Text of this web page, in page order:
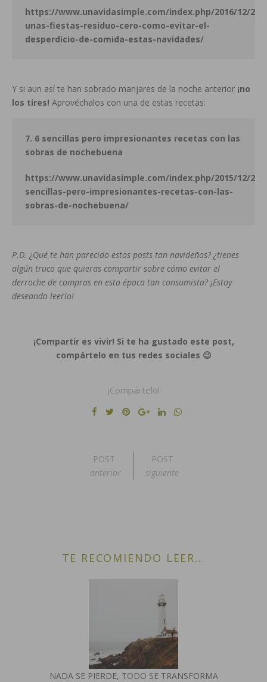
https://www.unavidasimple.com/index.php/2016/12/21/
unas-fiestas-residuo-cero-como-evitar-el-
desperdicio-de-comida-estas-navidades/
Y si aun así te han sobrado manjares de la noche anterior ¡no
los tires! Aprovéchalos con una de estas recetas:
7. 6 sencillas pero impresionantes recetas con las
sobras de nochebuena
https://www.unavidasimple.com/index.php/2015/12/23/
sencillas-pero-impresionantes-recetas-con-las-
sobras-de-nochebuena/
P.D. ¿Qué te han parecido estos posts tan navideños? ¿tienes
algún truco que quieras compartir sobre cómo evitar el
derroche de compras en esta época tan consumista? ¡Estoy
deseando leerlo!
¡Compartir es vivir! Si te ha gustado este post,
compártelo en tus redes sociales 😉
¡Compártelo!
POST
anterior
POST
siguiente
TE RECOMIENDO LEER...
NADA SE PIERDE, TODO SE TRANSFORMA